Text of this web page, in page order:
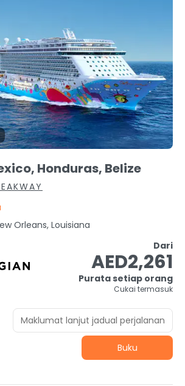
Honduras, Belize
Orleans, Louisiana
Dari
AED2,261
Purata setiap orang
Cukai termasuk
Maklumat lanjut jadual perjalanan
Buku